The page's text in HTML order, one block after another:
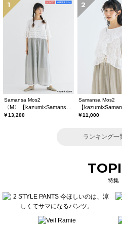
1
Samansa Mos2
￥13,200
2
Samansa Mos2
￥11,000
ランキング一
特集